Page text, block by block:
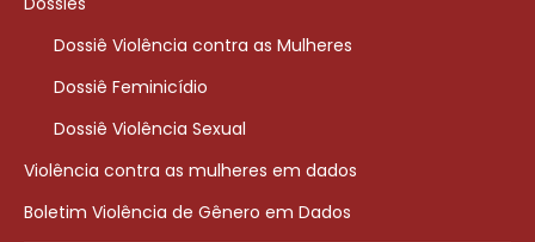
Dossiê Violência contra as Mulheres
Dossiê Feminicídio
Dossiê Violência Sexual
Violência contra as mulheres em dados
Boletim Violência de Gênero em Dados